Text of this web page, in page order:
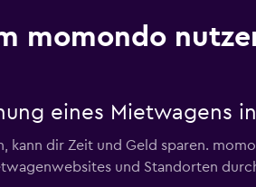
momondo
eines Mietwagens
kann dir Zeit und Geld sparen.
und Standorten